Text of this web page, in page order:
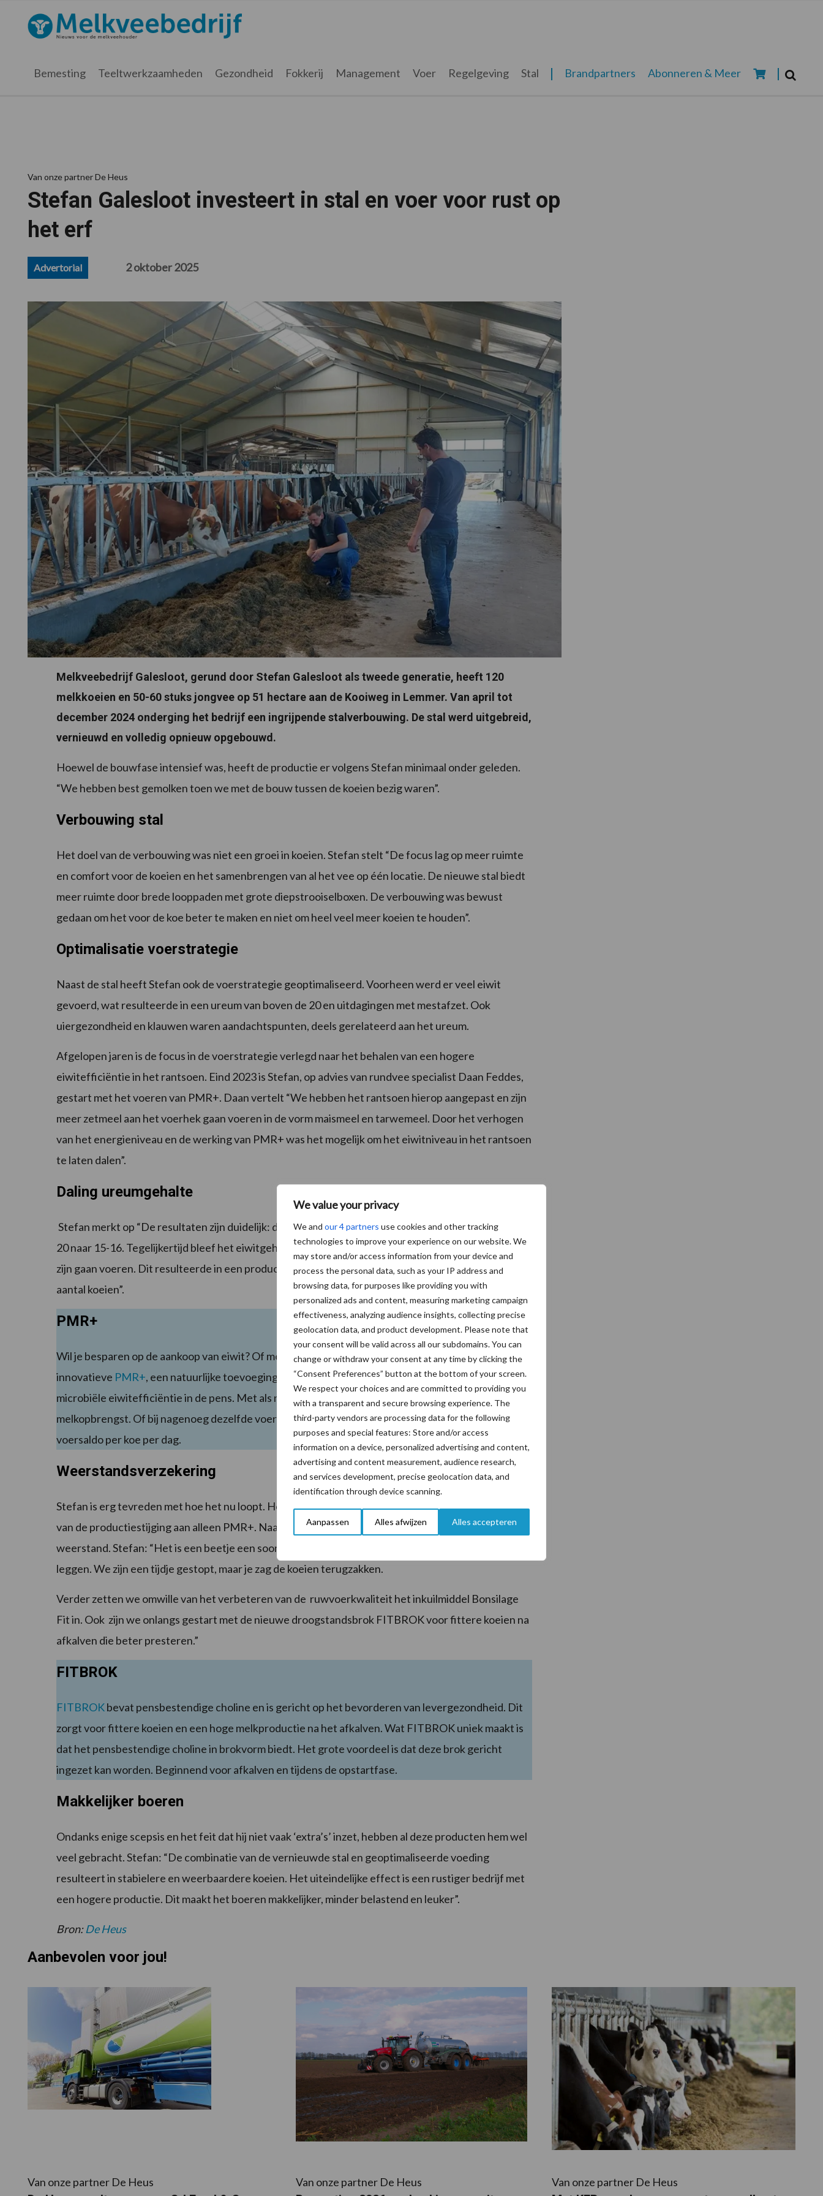
We value your privacy
We and our 4 partners use cookies and other tracking
technologies to improve your experience on our website. We
may store and/or access information from your device and
process the personal data, such as your IP address and
browsing data, for purposes like providing you with
personalized ads and content, measuring marketing campaign
effectiveness, analyzing audience insights, collecting precise
geolocation data, and product development. Please note that
your consent will be valid across all our subdomains. You can
change or withdraw your consent at any time by clicking the
“Consent Preferences” button at the bottom of your screen.
We respect your choices and are committed to providing you
with a transparent and secure browsing experience. The
third-party vendors are processing data for the following
purposes and special features: Store and/or access
information on a device, personalized advertising and content,
advertising and content measurement, audience research,
and services development, precise geolocation data, and
identification through device scanning.
Aanpassen Alles afwijzen Alles accepteren
hoofdnavigatie
hoofd
eerste
voettekst
Melkveebedrijf.nl
Bemesting Teeltwerkzaamheden Gezondheid Fokkerij Management Voer Regelgeving Stal Brandpartners Abonneren & Meer
Van onze partner De Heus
Stefan Galesloot investeert in stal en voer voor rust op
het erf
Advertorial 2 oktober 2025
Melkveebedrijf Galesloot, gerund door Stefan Galesloot als tweede generatie, heeft 120
melkkoeien en 50-60 stuks jongvee op 51 hectare aan de Kooiweg in Lemmer. Van april tot
december 2024 onderging het bedrijf een ingrijpende stalverbouwing. De stal werd uitgebreid,
vernieuwd en volledig opnieuw opgebouwd.
Hoewel de bouwfase intensief was, heeft de productie er volgens Stefan minimaal onder geleden.
“We hebben best gemolken toen we met de bouw tussen de koeien bezig waren”.
Verbouwing stal
Het doel van de verbouwing was niet een groei in koeien. Stefan stelt “De focus lag op meer ruimte
en comfort voor de koeien en het samenbrengen van al het vee op één locatie. De nieuwe stal biedt
meer ruimte door brede looppaden met grote diepstrooiselboxen. De verbouwing was bewust
gedaan om het voor de koe beter te maken en niet om heel veel meer koeien te houden”.
Optimalisatie voerstrategie
Naast de stal heeft Stefan ook de voerstrategie geoptimaliseerd. Voorheen werd er veel eiwit
gevoerd, wat resulteerde in een ureum van boven de 20 en uitdagingen met mestafzet. Ook
uiergezondheid en klauwen waren aandachtspunten, deels gerelateerd aan het ureum.
Afgelopen jaren is de focus in de voerstrategie verlegd naar het behalen van een hogere
eiwitefficiëntie in het rantsoen. Eind 2023 is Stefan, op advies van rundvee specialist Daan Feddes,
gestart met het voeren van PMR+. Daan vertelt “We hebben het rantsoen hierop aangepast en zijn
meer zetmeel aan het voerhek gaan voeren in de vorm maismeel en tarwemeel. Door het verhogen
van het energieniveau en de werking van PMR+ was het mogelijk om het eiwitniveau in het rantsoen
te laten dalen”.
Daling ureumgehalte
Stefan merkt op “De resultaten zijn duidelijk: de melkproductie steeg en het ureumgetal daalde van
20 naar 15-16. Tegelijkertijd bleef het eiwitgehalte in de melk stabiel, ondanks dat we minder eiwit
zijn gaan voeren. Dit resulteerde in een productiestijging van 60.000 liter op jaarbasis met hetzelfde
aantal koeien”.
PMR+
Wil je besparen op de aankoop van eiwit? Of melk produceren met meer melkeiwit? Dat kan met het
innovatieve PMR+, een natuurlijke toevoeging aan het rantsoen van je melkvee. PMR+ verbetert de
microbiële eiwitefficiëntie in de pens. Met als resultaat lagere voerkosten bij dezelfde
melkopbrengst. Of bij nagenoeg dezelfde voerkosten een hoger melkeiwit. Kortom: een hoger
voersaldo per koe per dag.
Weerstandsverzekering
Stefan is erg tevreden met hoe het nu loopt. Hoewel hij voorzichtig is met het volledig toeschrijven
van de productiestijging aan alleen PMR+. Naast PMR+ gebruikt het bedrijf OmniGen voor de
weerstand. Stefan: “Het is een beetje een soort verzekering om een goede weerstandbasis te
leggen. We zijn een tijdje gestopt, maar je zag de koeien terugzakken.
Verder zetten we omwille van het verbeteren van de ruwvoerkwaliteit het inkuilmiddel Bonsilage
Fit in. Ook zijn we onlangs gestart met de nieuwe droogstandsbrok FITBROK voor fittere koeien na
afkalven die beter presteren.”
FITBROK
FITBROKbevat pensbestendige choline en is gericht op het bevorderen van levergezondheid. Dit
zorgt voor fittere koeien en een hoge melkproductie na het afkalven. Wat FITBROK uniek maakt is
dat het pensbestendige choline in brokvorm biedt. Het grote voordeel is dat deze brok gericht
ingezet kan worden. Beginnend voor afkalven en tijdens de opstartfase.
Makkelijker boeren
Ondanks enige scepsis en het feit dat hij niet vaak ‘extra’s’ inzet, hebben al deze producten hem wel
veel gebracht. Stefan: “De combinatie van de vernieuwde stal en geoptimaliseerde voeding
resulteert in stabielere en weerbaardere koeien. Het uiteindelijke effect is een rustiger bedrijf met
een hogere productie. Dit maakt het boeren makkelijker, minder belastend en leuker”.
Bron:De Heus
Aanbevolen voor jou!
Van onze partner De Heus Van onze partner De Heus Van onze partner De Heus